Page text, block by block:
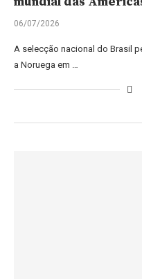
06/07/2026
A selecção nacional do Brasil
a Noruega em …